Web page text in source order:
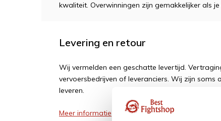
kwaliteit. Overwinningen zijn gemakkelijker als
Levering en retour
Wij vermelden een geschatte levertijd.
vervoersbedrijven of leveranciers. Wij zijn soms
leveren.
Meer informatie